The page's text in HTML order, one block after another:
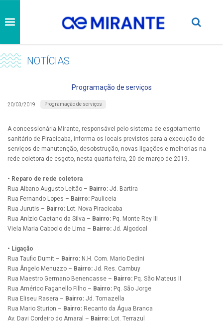
NOTÍCIAS
Programação de serviços
20/03/2019 Programação de serviços
A concessionária Mirante, responsável pelo sistema de esgotamento
sanitário de Piracicaba, informa os locais previstos para a execução de
serviços de manutenção, desobstrução, novas ligações e melhorias na
rede coletora de esgoto, nesta quarta-feira, 20 de março de 2019.
• Reparo de rede coletora
Rua Albano Augusto Leitão – Bairro: Jd. Bartira
Rua Fernando Lopes – Bairro: Pauliceia
Rua Jurutis – Bairro: Lot. Nova Piracicaba
Rua Anízio Caetano da Silva – Bairro: Pq. Monte Rey III
Viela Maria Caboclo de Lima – Bairro: Jd. Algodoal
• Ligação
Rua Taufic Dumit – Bairro: N.H. Com. Mario Dedini
Rua Ângelo Menuzzo – Bairro: Jd. Res. Cambuy
Rua Maestro Germano Benencasse – Bairro: Pq. São Mateus II
Rua Américo Faganello Filho – Bairro: Pq. São Jorge
Rua Eliseu Rasera – Bairro: Jd. Tomazella
Rua Mario Sturion – Bairro: Recanto da Água Branca
Av. Davi Cordeiro do Amaral – Bairro: Lot. Terrazul